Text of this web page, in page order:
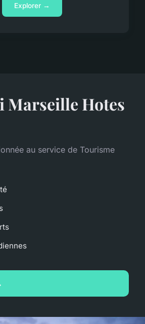
Explorer →
Marseille Hotes
au service de Tourisme